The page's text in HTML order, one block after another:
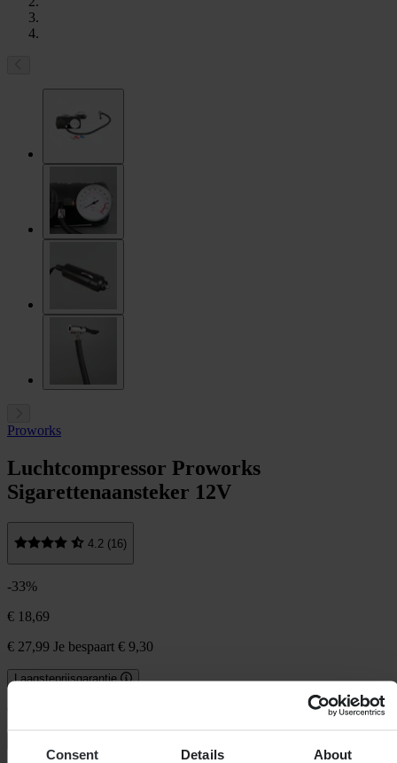
Consent Details About
Proworks
Luchtcompressor Proworks
Sigarettenaansteker 12V
4.2 (16)
-33%
€ 18,69
€ 27,99 Je bespaart € 9,30
Laagsteprijsgarantie